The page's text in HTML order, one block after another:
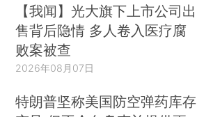
【我闻】光大旗下上市公司出
售背后隐情 多人卷入医疗腐
败案被查
2026年08月07日
特朗普坚称美国防空弹药库存